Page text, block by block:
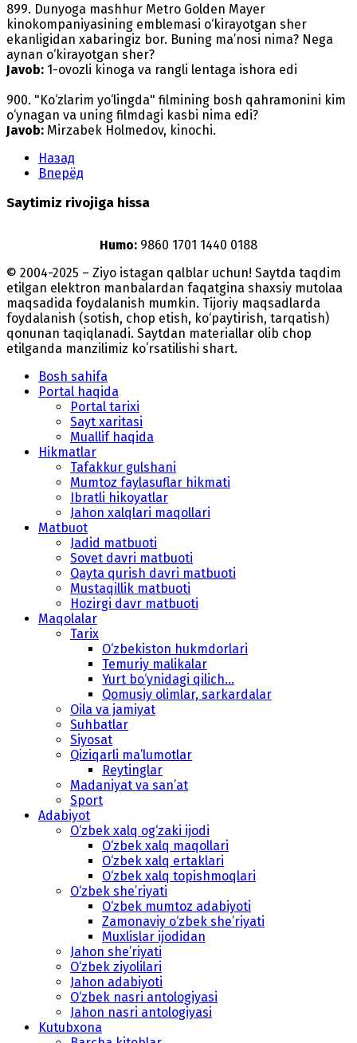
899. Dunyoga mashhur Metro Golden Mayer
kinokompaniyasining emblemasi o‘kirayotgan sher
ekanligidan xabaringiz bor. Buning ma’nosi nima? Nega
aynan o‘kirayotgan sher?
Javob: 1-ovozli kinoga va rangli lentaga ishora edi
900. "Ko‘zlarim yo‘lingda" filmining bosh qahramonini kim
o‘ynagan va uning filmdagi kasbi nima edi?
Javob: Mirzabek Holmedov, kinochi.
Назад
Вперёд
Saytimiz rivojiga hissa
Humo: 9860 1701 1440 0188
© 2004-2025 – Ziyo istagan qalblar uchun! Saytda taqdim
etilgan elektron manbalardan faqatgina shaxsiy mutolaa
maqsadida foydalanish mumkin. Tijoriy maqsadlarda
foydalanish (sotish, chop etish, ko‘paytirish, tarqatish)
qonunan taqiqlanadi. Saytdan materiallar olib chop
etilganda manzilimiz koʻrsatilishi shart.
Bosh sahifa
Portal haqida
Portal tarixi
Sayt xaritasi
Muallif haqida
Hikmatlar
Tafakkur gulshani
Mumtoz faylasuflar hikmati
Ibratli hikoyatlar
Jahon xalqlari maqollari
Matbuot
Jadid matbuoti
Sovet davri matbuoti
Qayta qurish davri matbuoti
Mustaqillik matbuoti
Hozirgi davr matbuoti
Maqolalar
Tarix
O‘zbekiston hukmdorlari
Temuriy malikalar
Yurt bo‘ynidagi qilich...
Qomusiy olimlar, sarkardalar
Oila va jamiyat
Suhbatlar
Siyosat
Qiziqarli ma’lumotlar
Reytinglar
Madaniyat va san’at
Sport
Adabiyot
O‘zbek xalq og‘zaki ijodi
O‘zbek xalq maqollari
O‘zbek xalq ertaklari
O‘zbek xalq topishmoqlari
O‘zbek she’riyati
O‘zbek mumtoz adabiyoti
Zamonaviy o‘zbek she’riyati
Muxlislar ijodidan
Jahon she’riyati
O‘zbek ziyolilari
Jahon adabiyoti
O‘zbek nasri antologiyasi
Jahon nasri antologiyasi
Kutubxona